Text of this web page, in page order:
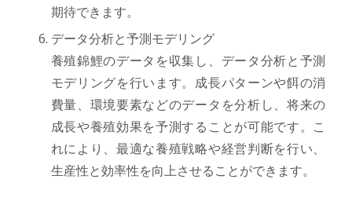
期待できます。
データ分析と予測モデリング
養殖錦鯉のデータを収集し、データ分析と予測
モデリングを行います。成長パターンや餌の消
費量、環境要素などのデータを分析し、将来の
成長や養殖効果を予測することが可能です。こ
れにより、最適な養殖戦略や経営判断を行い、
生産性と効率性を向上させることができます。